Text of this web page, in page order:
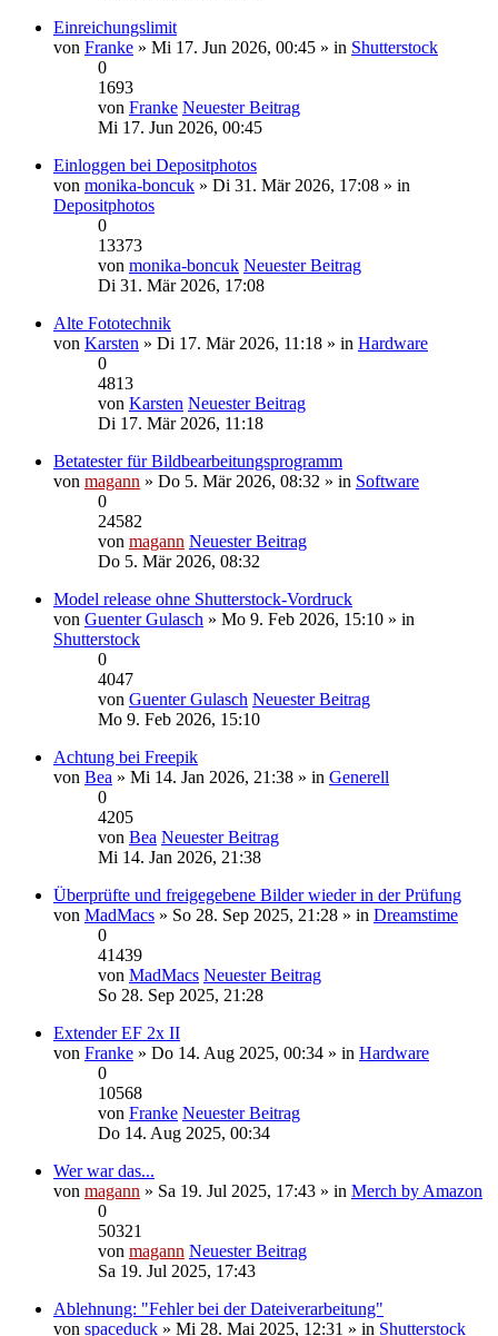
Einreichungslimit
von Franke » Mi 17. Jun 2026, 00:45 » in Shutterstock
0
1693
von Franke Neuester Beitrag
Mi 17. Jun 2026, 00:45
Einloggen bei Depositphotos
von monika-boncuk » Di 31. Mär 2026, 17:08 » in
Depositphotos
0
13373
von monika-boncuk Neuester Beitrag
Di 31. Mär 2026, 17:08
Alte Fototechnik
von Karsten » Di 17. Mär 2026, 11:18 » in Hardware
0
4813
von Karsten Neuester Beitrag
Di 17. Mär 2026, 11:18
Betatester für Bildbearbeitungsprogramm
von magann » Do 5. Mär 2026, 08:32 » in Software
0
24582
von magann Neuester Beitrag
Do 5. Mär 2026, 08:32
Model release ohne Shutterstock-Vordruck
von Guenter Gulasch » Mo 9. Feb 2026, 15:10 » in
Shutterstock
0
4047
von Guenter Gulasch Neuester Beitrag
Mo 9. Feb 2026, 15:10
Achtung bei Freepik
von Bea » Mi 14. Jan 2026, 21:38 » in Generell
0
4205
von Bea Neuester Beitrag
Mi 14. Jan 2026, 21:38
Überprüfte und freigegebene Bilder wieder in der Prüfung
von MadMacs » So 28. Sep 2025, 21:28 » in Dreamstime
0
41439
von MadMacs Neuester Beitrag
So 28. Sep 2025, 21:28
Extender EF 2x II
von Franke » Do 14. Aug 2025, 00:34 » in Hardware
0
10568
von Franke Neuester Beitrag
Do 14. Aug 2025, 00:34
Wer war das...
von magann » Sa 19. Jul 2025, 17:43 » in Merch by Amazon
0
50321
von magann Neuester Beitrag
Sa 19. Jul 2025, 17:43
Ablehnung: "Fehler bei der Dateiverarbeitung"
von spaceduck » Mi 28. Mai 2025, 12:31 » in Shutterstock